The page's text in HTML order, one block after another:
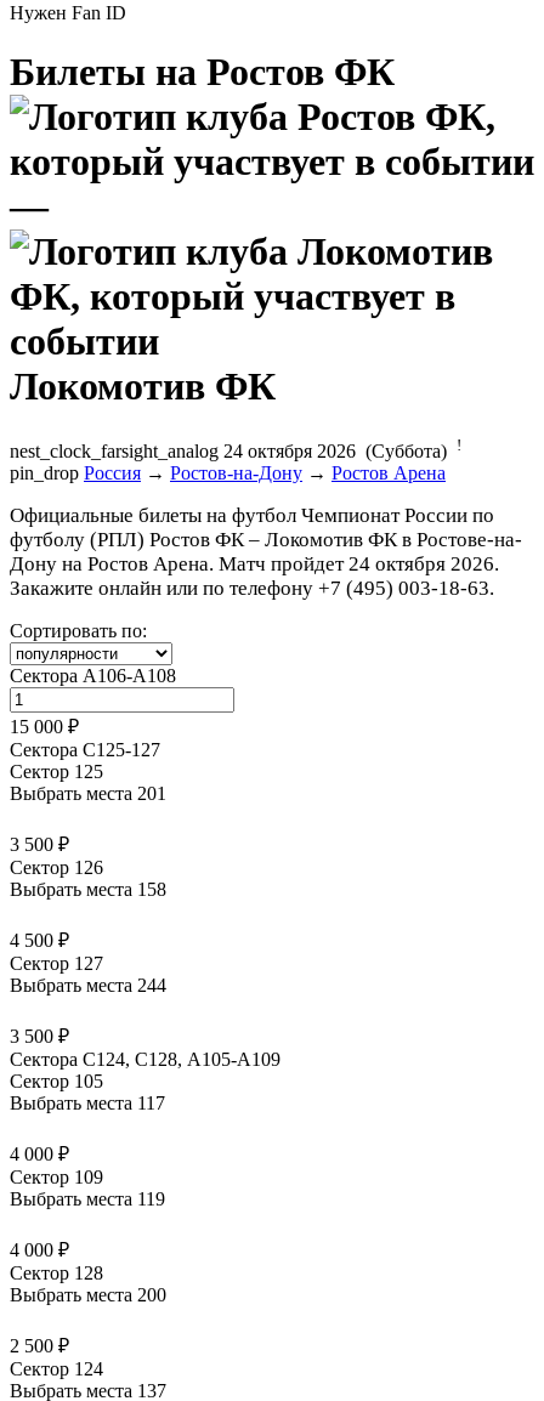
Нужен Fan ID
Билеты на Ростов ФК
—
Локомотив ФК
nest_clock_farsight_analog 24 октября 2026 (Суббота) !
pin_drop Россия → Ростов-на-Дону → Ростов Арена
Официальные билеты на футбол Чемпионат России по
футболу (РПЛ) Ростов ФК – Локомотив ФК в Ростове-на-
Дону на Ростов Арена. Матч пройдет 24 октября 2026.
Закажите онлайн или по телефону +7 (495) 003-18-63.
Сортировать по:
Сектора А106-А108
15 000 ₽
Сектора С125-127
Сектор 125
Выбрать места 201
3 500 ₽
Сектор 126
Выбрать места 158
4 500 ₽
Сектор 127
Выбрать места 244
3 500 ₽
Сектора C124, C128, А105-А109
Сектор 105
Выбрать места 117
4 000 ₽
Сектор 109
Выбрать места 119
4 000 ₽
Сектор 128
Выбрать места 200
2 500 ₽
Сектор 124
Выбрать места 137